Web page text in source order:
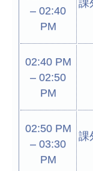
– 02:40
PM
課
02:40 PM
– 02:50
PM
02:50 PM
– 03:30
PM
課